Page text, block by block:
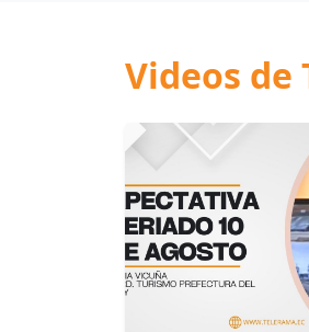
Videos de